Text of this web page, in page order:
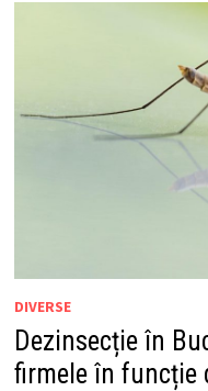
DIVERSE
Dezinsecție în
firmele în funcție